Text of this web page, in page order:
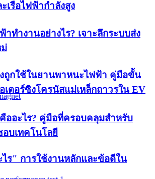
เรือไฟฟ้ากำลังสูง
าทำงานอย่างไร? เจาะลึกระบบส่ง
งถูกใช้ในยานพาหนะไฟฟ้า คู่มือขั้น
เตอร์ซิงโครนัสแม่เหล็กถาวรใน EV
ออะไร? คู่มือที่ครอบคลุมสำหรับ
บเทคโนโลยี
ร" การใช้งานหลักและข้อดีใน